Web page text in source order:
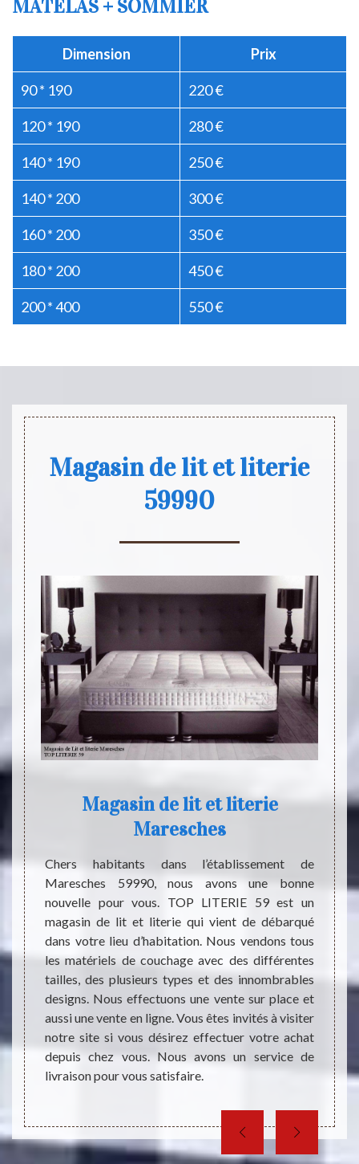
MATELAS + SOMMIER
Dimension Prix
90 * 190 220 €
120 * 190 280 €
140 * 190 250 €
140 * 200 300 €
160 * 200 350 €
180 * 200 450 €
200 * 400 550 €
Magasin de lit et literie
59990
dire,
la
pour
il
Magasin de lit et literie
Maresches
Chers habitants dans l’établissement de
Maresches 59990, nous avons une bonne
nouvelle pour vous. TOP LITERIE 59 est un
magasin de lit et literie qui vient de débarqué
dans votre lieu d’habitation. Nous vendons tous
les matériels de couchage avec des différentes
tailles, des plusieurs types et des innombrables
designs. Nous effectuons une vente sur place et
aussi une vente en ligne. Vous êtes invités à visiter
notre site si vous désirez effectuer votre achat
depuis chez vous. Nous avons un service de
livraison pour vous satisfaire.
lit.